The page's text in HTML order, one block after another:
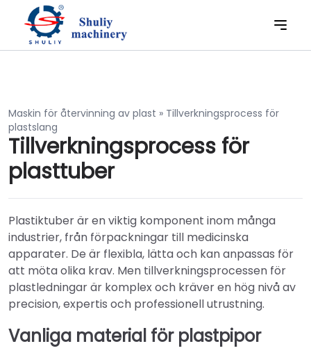
Maskin för återvinning av plast » Tillverkningsprocess för
plastslang
Tillverkningsprocess för
plasttuber
Plastiktuber är en viktig komponent inom många
industrier, från förpackningar till medicinska
apparater. De är flexibla, lätta och kan anpassas för
att möta olika krav. Men tillverkningsprocessen för
plastledningar är komplex och kräver en hög nivå av
precision, expertis och professionell utrustning.
Vanliga material för plastpipor